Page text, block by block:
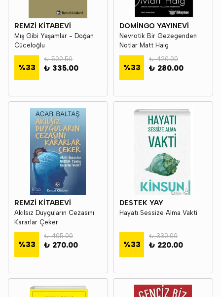
REMZİ KİTABEVİ
Mış Gibi Yaşamlar - Doğan
Cüceloğlu
%33
₺ 502.50
₺ 335.00
DOMİNGO YAYINEVİ
Nevrotik Bir Gezegenden
Notlar Matt Haig
%33
₺ 420.00
₺ 280.00
REMZİ KİTABEVİ
Akılsız Duyguların Cezasını
Kararlar Çeker
%33
₺ 405.00
₺ 270.00
DESTEK YAY
Hayatı Sessize Alma Vakti
%33
₺ 330.00
₺ 220.00